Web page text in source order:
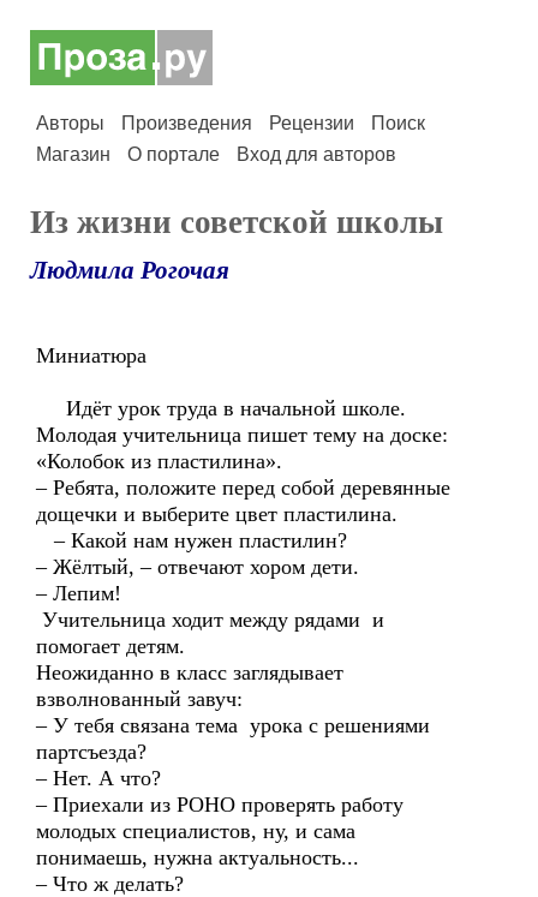
Авторы Произведения Рецензии
Поиск
Магазин
О портале Вход для авторов
Из жизни советской школы
Людмила Рогочая
Миниатюра
Идёт урок труда в начальной школе.
Молодая учительница пишет тему на доске:
«Колобок из пластилина».
– Ребята, положите перед собой деревянные
дощечки и выберите цвет пластилина.
– Какой нам нужен пластилин?
– Жёлтый, – отвечают хором дети.
– Лепим!
Учительница ходит между рядами и
помогает детям.
Неожиданно в класс заглядывает
взволнованный завуч:
– У тебя связана тема урока с решениями
партсъезда?
– Нет. А что?
– Приехали из РОНО проверять работу
молодых специалистов, ну, и сама
понимаешь, нужна актуальность...
– Что ж делать?